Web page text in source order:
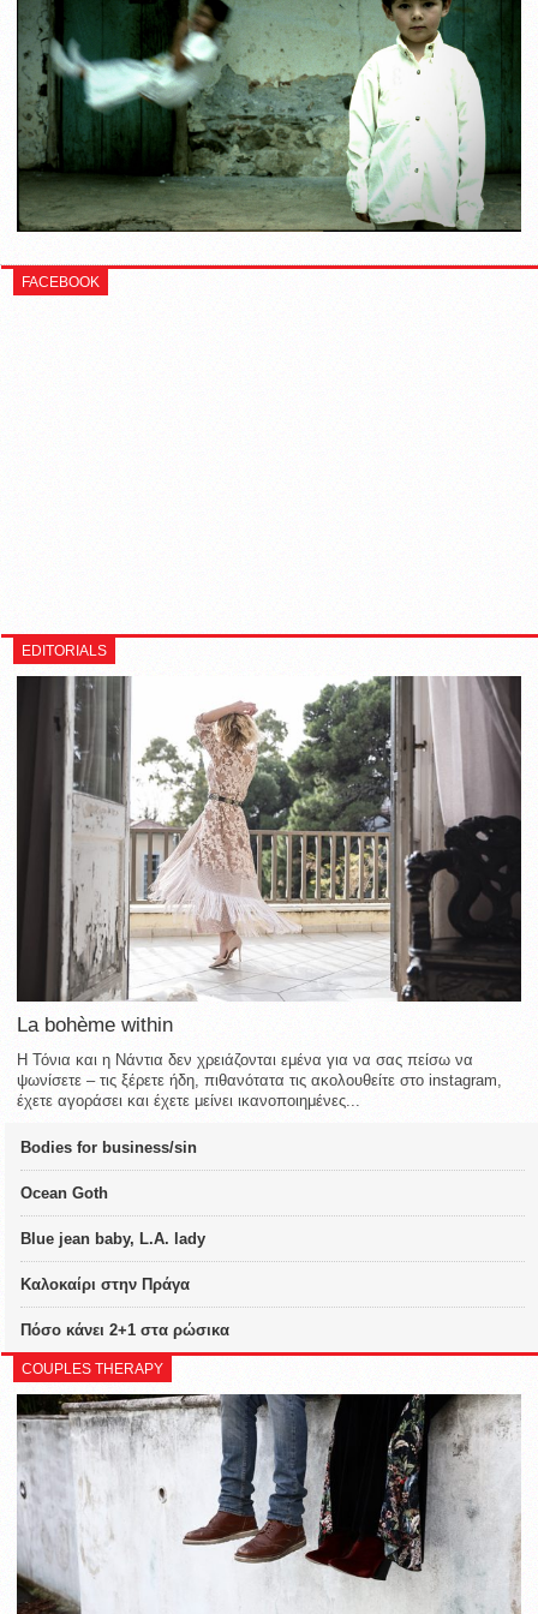
FACEBOOK
EDITORIALS
La bohème within
Η Τόνια και η Νάντια δεν χρειάζονται εμένα για να σας πείσω να
ψωνίσετε – τις ξέρετε ήδη, πιθανότατα τις ακολουθείτε στο instagram,
έχετε αγοράσει και έχετε μείνει ικανοποιημένες...
Bodies for business/sin
Ocean Goth
Blue jean baby, L.A. lady
Καλοκαίρι στην Πράγα
Πόσο κάνει 2+1 στα ρώσικα
COUPLES THERAPY